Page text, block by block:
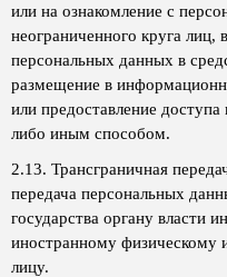
или на ознакомление с
неограниченного круга лиц,
персональных данных в
размещение в
или предоставление
либо иным способом.
2.13. Трансграничная
передача персональных
государства органу власти
иностранному физическому
лицу.